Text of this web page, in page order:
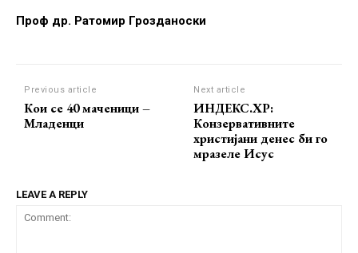
Проф др. Ратомир Грозданоски
Previous article
Кои се 40 маченици –
Младенци
Next article
ИНДЕКС.ХР:
Конзервативните
христијани денес би го
мразеле Исус
LEAVE A REPLY